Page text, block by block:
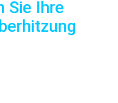
Sie Ihre